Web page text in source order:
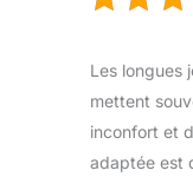
Les longues
mettent
inconfort et
adaptée est